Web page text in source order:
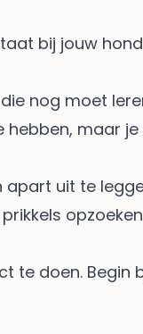
bij jouw
nog moet
maar
uit te
doen. Begin